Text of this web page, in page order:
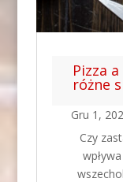
Pizza
różne
Gru 1,
Czy